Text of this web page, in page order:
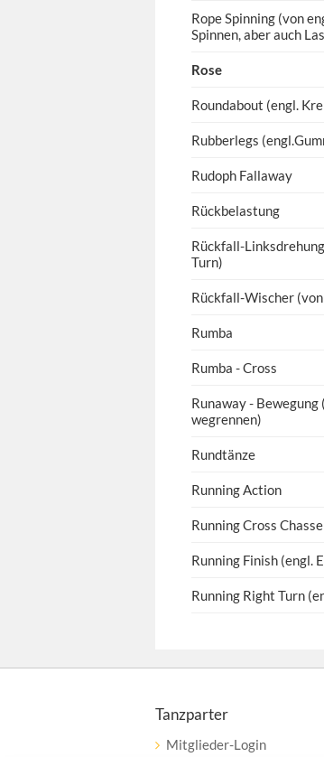
Rope Spinning (von
Spinnen, aber auch
Rose
Roundabout (engl.
Rubberlegs
Rudoph Fallaway
Rückbelastung
Rückfall-
Turn)
Rückfall-Wischer
Rumba
Rumba - Cross
Runaway -
wegrennen)
Rundtänze
Running Action
Running Cross Chasse
Running Finish (engl.
Running Right Turn
Tanzparter
Mitglieder-Login